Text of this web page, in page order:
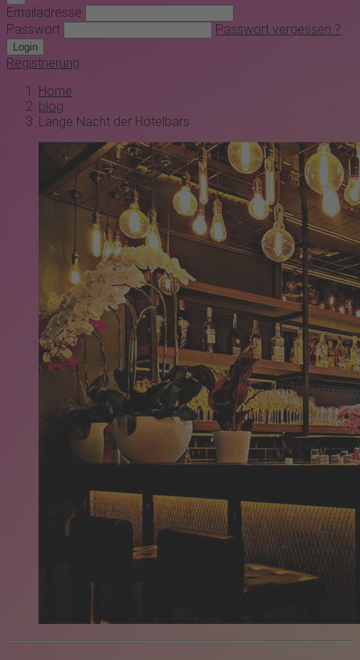
Emailadresse
Passwort
Passwort vergessen ?
Login
Registrierung
Home
blog
Lange Nacht der Hotelbars